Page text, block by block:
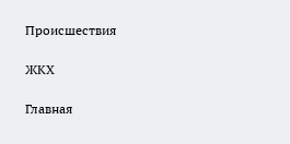
Происшествия
ЖКХ
Главная